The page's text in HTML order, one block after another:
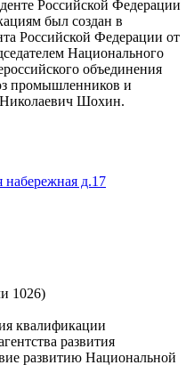
Российской Федерации
был создан в
Российской Федерации от
Национального
объединения
промышленников и
Шохин.
набережная д.17
1026)
квалификации
развития
развитию Национальной